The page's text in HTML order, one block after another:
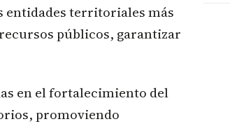
entidades territoriales más
públicos, garantizar
en el fortalecimiento del
promoviendo